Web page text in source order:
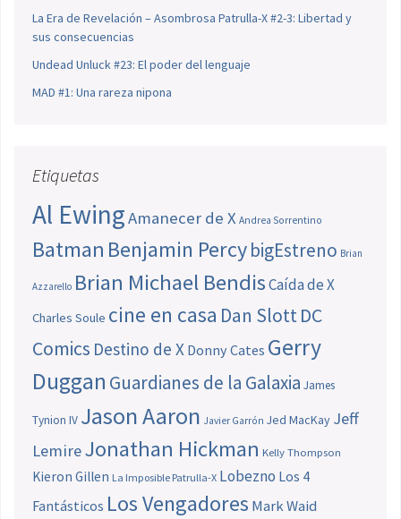
La Era de Revelación – Asombrosa Patrulla-X #2-3: Libertad y
sus consecuencias
Undead Unluck #23: El poder del lenguaje
MAD #1: Una rareza nipona
Etiquetas
Al EwingAmanecer de X Andrea Sorrentino
Batman Benjamin PercybigEstreno Brian
Azzarello Brian Michael BendisCaída de X
Charles Soule cine en casa Dan SlottDC
Comics Destino de X Donny Cates Gerry
Duggan Guardianes de la Galaxia James
Tynion IV Jason Aaron Javier Garrón Jed MacKay Jeff
LemireJonathan Hickman Kelly Thompson
Kieron Gillen La Imposible Patrulla-X Lobezno Los 4
Fantásticos Los Vengadores Mark Waid